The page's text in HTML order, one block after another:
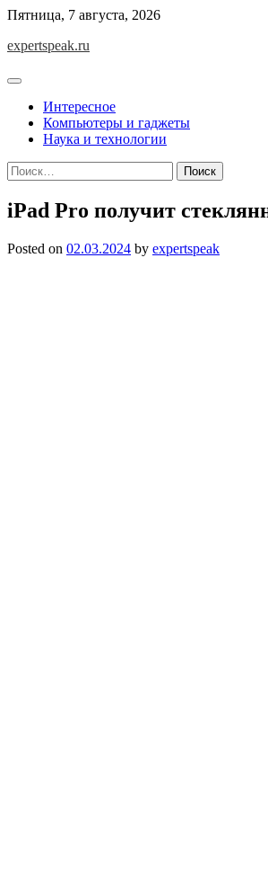
Skip
content
Пятница, 7 августа, 2026
expertspeak.ru
Интересное
Компьютеры и гаджеты
Наука и технологии
Найти:
iPad Pro получит
Posted on 02.03.2024 by expertspeak